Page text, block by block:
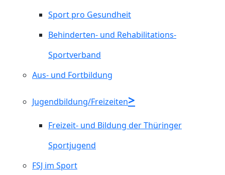
Sport pro Gesundheit
Behinderten- und Rehabilitations-
Sportverband
Aus- und Fortbildung
Jugendbildung/Freizeiten
Freizeit- und Bildung der Thüringer
Sportjugend
FSJ im Sport